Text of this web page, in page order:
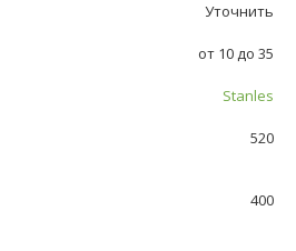
Уточнить
от 10 до 35
Stanles
520
400